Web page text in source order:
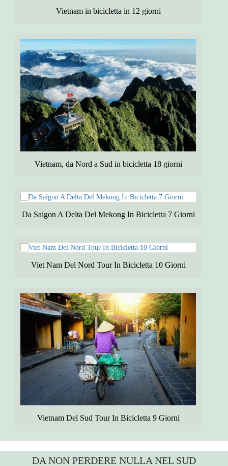
Vietnam in bicicletta in 12 giorni
Vietnam, da Nord a Sud in bicicletta 18 giorni
Da Saigon A Delta Del Mekong In Bicicletta 7 Giorni
Viet Nam Del Nord Tour In Bicicletta 10 Giorni
Vietnam Del Sud Tour In Bicicletta 9 Giorni
DA NON PERDERE NULLA NEL SUD